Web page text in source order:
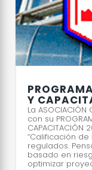
Y
La ASOCIACIÓN
con su
“Calificación
regulados.
basado en
optimizar